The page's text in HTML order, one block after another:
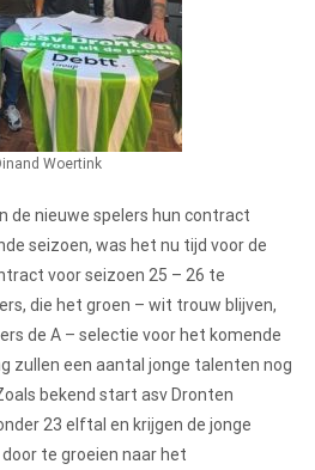
Woertink
de nieuwe spelers hun contract
seizoen, was het nu tijd voor de
voor seizoen 25 – 26 te
die het groen – wit trouw blijven,
de A – selectie voor het komende
zullen een aantal jonge talenten nog
bekend start asv Dronten
23 elftal en krijgen de jonge
te groeien naar het